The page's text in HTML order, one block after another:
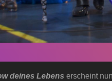
deines Lebens erscheint